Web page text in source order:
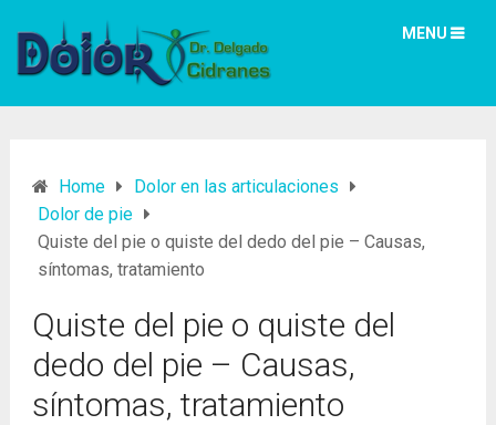
MENU
Home
Dolor en las articulaciones
Dolor de pie
Quiste del pie o quiste del dedo del pie – Causas,
síntomas, tratamiento
Quiste del pie o quiste del
dedo del pie – Causas,
síntomas, tratamiento